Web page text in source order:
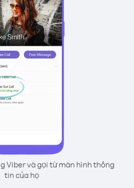
Viber và gọi từ màn hình thông
tin của họ